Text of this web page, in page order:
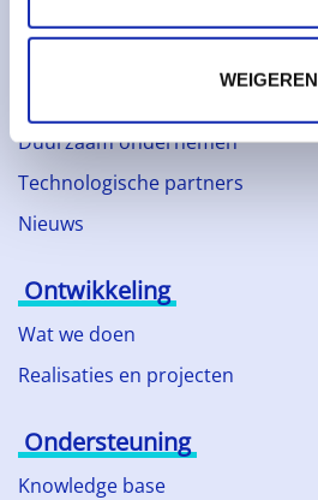
WEIGEREN
Duurzaam ondernemen
Technologische partners
Nieuws
Ontwikkeling
Wat we doen
Realisaties en projecten
Ondersteuning
Knowledge base